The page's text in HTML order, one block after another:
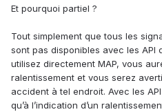
Et pourquoi partiel ?
Tout simplement que tous les
sont pas disponibles avec les API
utilisez directement MAP, vous
ralentissement et vous serez
accident à tel endroit. Avec les
qu’à l’indication d’un